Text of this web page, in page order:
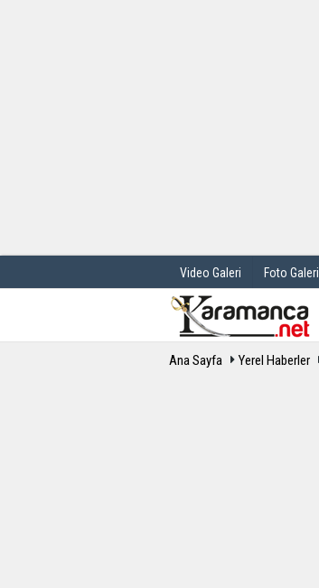
Video Galeri Foto Galeri
Ana Sayfa Yerel Haberler